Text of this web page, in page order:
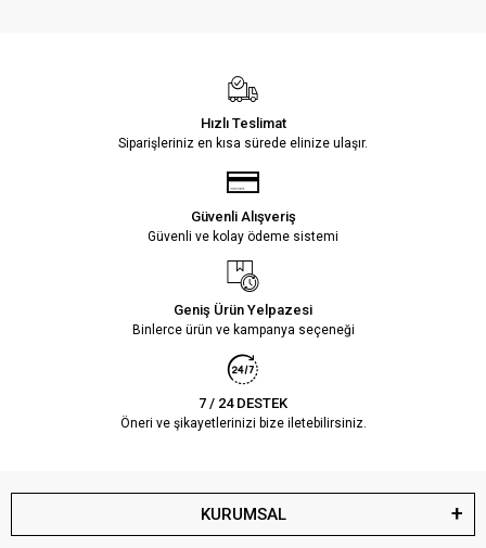
Hızlı Teslimat
Siparişleriniz en kısa sürede elinize ulaşır.
Güvenli Alışveriş
Güvenli ve kolay ödeme sistemi
Geniş Ürün Yelpazesi
Binlerce ürün ve kampanya seçeneği
7 / 24 DESTEK
Öneri ve şikayetlerinizi bize iletebilirsiniz.
KURUMSAL